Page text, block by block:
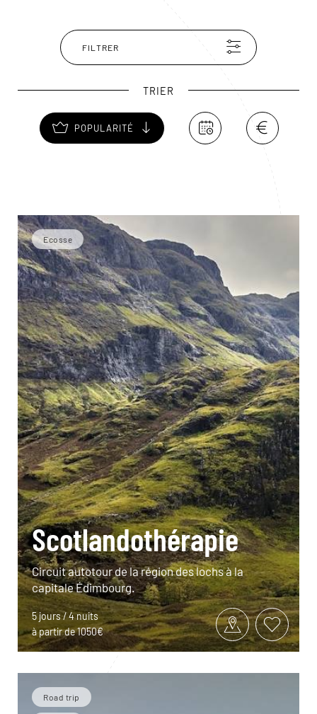
le Loch Awe.
FILTRER
TRIER
POPULARITÉ
Ecosse
Scotlandothérapie
Circuit autotour de la région des lochs à la
capitale Édimbourg.
5 jours / 4 nuits
à partir de 1050€
Road trip